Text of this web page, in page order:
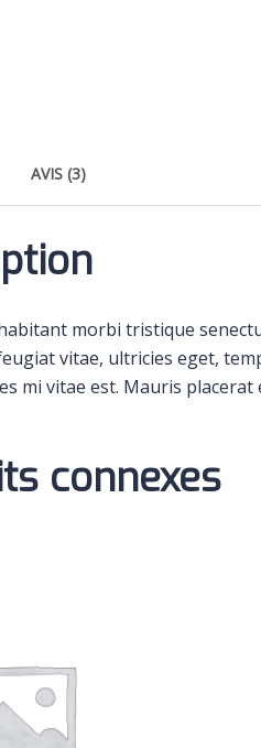
AVIS (3)
morbi tristique
vitae, ultricies eget,
mi vitae est. Mauris placerat
connexes